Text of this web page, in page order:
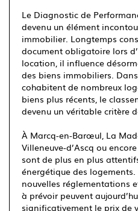
Le Diagnostic de
devenu un élément
immobilier. Longtemps
document obligatoire lors
location, il influence
des biens immobiliers.
cohabitent de nombreux
biens plus récents, le
devenu un véritable critère
À Marcq-en-Barœul, La
Villeneuve-d’Ascq ou
sont de plus en plus
énergétique des logements.
nouvelles réglementations
à prévoir peuvent
significativement le prix de